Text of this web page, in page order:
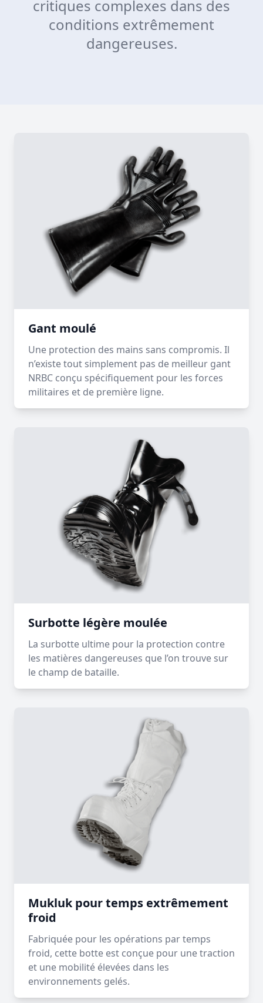
critiques complexes dans des
conditions extrêmement
dangereuses.
Gant moulé
Une protection des mains sans compromis. Il
n’existe tout simplement pas de meilleur gant
NRBC conçu spécifiquement pour les forces
militaires et de première ligne.
Surbotte légère moulée
La surbotte ultime pour la protection contre
les matières dangereuses que l’on trouve sur
le champ de bataille.
Mukluk pour temps extrêmement
froid
Fabriquée pour les opérations par temps
froid, cette botte est conçue pour une traction
et une mobilité élevées dans les
environnements gelés.